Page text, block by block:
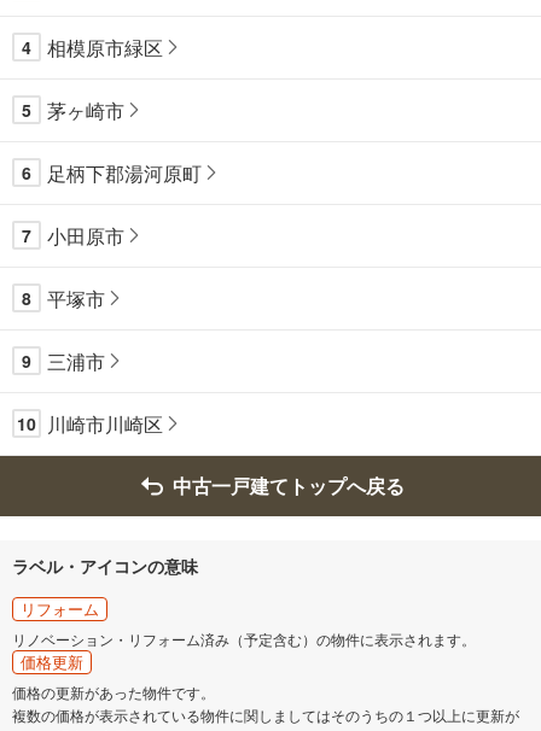
4 相模原市緑区
5 茅ヶ崎市
6 足柄下郡湯河原町
7 小田原市
8 平塚市
9 三浦市
10 川崎市川崎区
中古一戸建てトップへ戻る
ラベル・アイコンの意味
リフォーム
リノベーション・リフォーム済み（予定含む）の物件に表示されます。
価格更新
価格の更新があった物件です。
複数の価格が表示されている物件に関しましてはそのうちの１つ以上に更新が